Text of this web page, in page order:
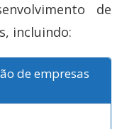
de
incluindo:
de empresas